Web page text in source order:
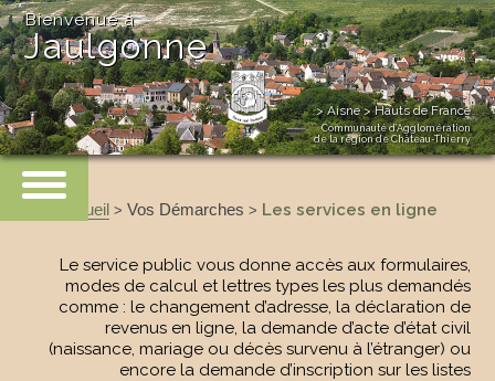
> Aisne > Hauts de France
Communauté d’Agglomération
de la région de Château-Thierry
Bienvenue à
Jaulgonne
Accueil > Vos Démarches > Les services en ligne
Le service public vous donne accès aux formulaires,
modes de calcul et lettres types les plus demandés
comme : le changement d’adresse, la déclaration de
revenus en ligne, la demande d’acte d’état civil
(naissance, mariage ou décès survenu à l’étranger) ou
encore la demande d’inscription sur les listes